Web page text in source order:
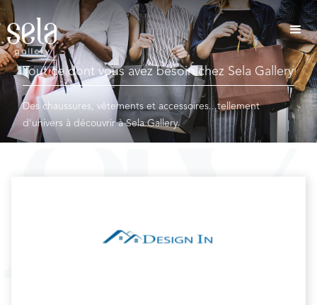
Tout ce dont vous avez besoin chez Sela Gallery
Des chaussures, vêtements et accessoires...tellement
d'univers à découvrir à Sela Gallery